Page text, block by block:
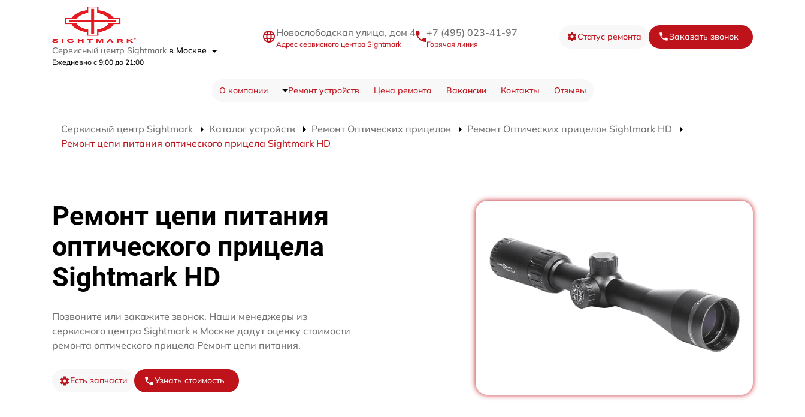
Сервисный центр Sightmark в Москве
Ежедневно с 9:00 до 21:00
Новослободская улица, дом 4
Адрес сервисного центра Sightmark
+7 (495) 023-41-97
Горячая линия
Статус ремонта Заказать звонок
О компании Ремонт устройств Цена ремонта Вакансии Контакты Отзывы
Сервисный центр Sightmark Каталог устройств Ремонт Оптических прицелов
Ремонт Оптических прицелов Sightmark HD
Ремонт цепи питания оптического прицела Sightmark HD
Ремонт цепи питания
оптического прицела
Sightmark HD
Позвоните или закажите звонок. Наши менеджеры из
сервисного центра Sightmark в Москве дадут оценку стоимости
ремонта оптического прицела Ремонт цепи питания.
Есть запчасти Узнать стоимость